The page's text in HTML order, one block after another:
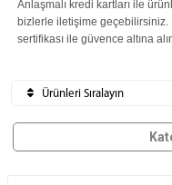
Anlaşmalı kredi kartları ile
bizlerle iletişime geçebilirsiniz.
sertifikası ile güvence altına
Ürünleri Sıralayın